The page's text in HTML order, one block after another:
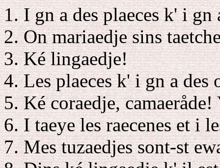
I gn a des plaeces k' i gn
On mariaedje sins
Ké lingaedje!
Les plaeces k' i gn a des
Ké coraedje, camaeråde!
I taeye les raecenes et i
Mes tuzaedjes sont-st